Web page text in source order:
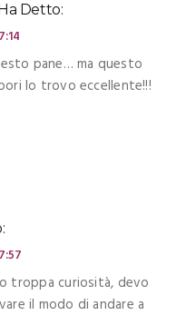
Detto:
pane… ma questo
lo trovo eccellente!!!
troppa curiosità, devo
il modo di andare a